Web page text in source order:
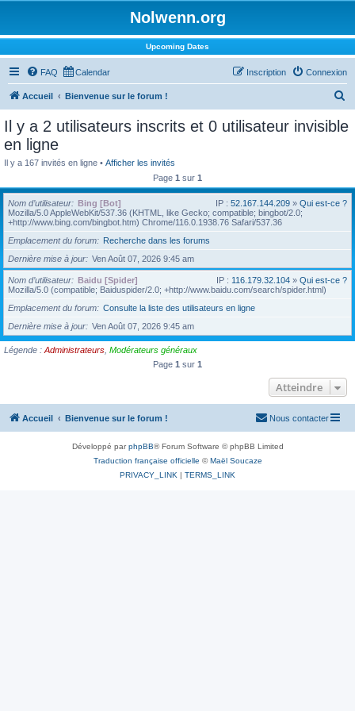
Nolwenn.org
Upcoming Dates
FAQ Calendar Connexion
Inscription
Accueil Bienvenue sur le forum !
c
r
e
r
Il y a 2 utilisateurs inscrits et 0 utilisateur invisible
en ligne
Il y a 167 invités en ligne • Afficher les invités
Page 1 sur 1
Nom d’utilisateur Bing [Bot] IP : 52.167.144.209 » Qui est-ce ?
Mozilla/5.0 AppleWebKit/537.36 (KHTML, like Gecko; compatible; bingbot/2.0;
+http://www.bing.com/bingbot.htm) Chrome/116.0.1938.76 Safari/537.36
Emplacement du forum
Recherche dans les forums
Dernière mise à jour
Ven Août 07, 2026 9:45 am
Nom d’utilisateur Baidu [Spider] IP : 116.179.32.104 » Qui est-ce ?
Mozilla/5.0 (compatible; Baiduspider/2.0; +http://www.baidu.com/search/spider.html)
Emplacement du forum
Consulte la liste des utilisateurs en ligne
Dernière mise à jour
Ven Août 07, 2026 9:45 am
Légende : Administrateurs Modérateurs généraux
Page 1 sur 1
Atteindre
Accueil Bienvenue sur le forum ! Nous contacter
Développé parphpBB® Forum Software © phpBB Limited
Traduction française officielle ©Maël Soucaze
PRIVACY_LINK | TERMS_LINK